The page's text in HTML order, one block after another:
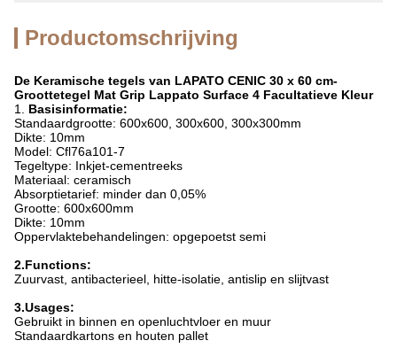
Productomschrijving
De Keramische tegels van LAPATO CENIC 30 x 60 cm-
Groottetegel Mat Grip Lappato Surface 4 Facultatieve Kleur
1. Basisinformatie:
Standaardgrootte: 600x600, 300x600, 300x300mm
Dikte: 10mm
Model: Cfl76a101-7
Tegeltype: Inkjet-cementreeks
Materiaal: ceramisch
Absorptietarief: minder dan 0,05%
Grootte: 600x600mm
Dikte: 10mm
Oppervlaktebehandelingen: opgepoetst semi
2.Functions:
Zuurvast, antibacterieel, hitte-isolatie, antislip en slijtvast
3.Usages:
Gebruikt in binnen en openluchtvloer en muur
Standaardkartons en houten pallet